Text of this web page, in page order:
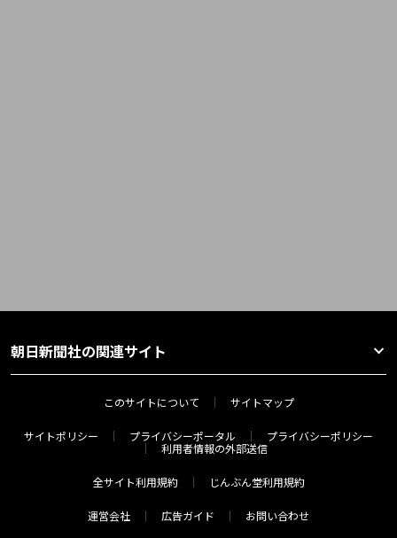
朝日新聞社の関連サイト
このサイトについて サイトマップ
サイトポリシー プライバシーポータル
プライバシーポリシー
利用者情報の外部送信
全サイト利用規約 じんぶん堂利用規約
運営会社 広告ガイド お問い合わせ